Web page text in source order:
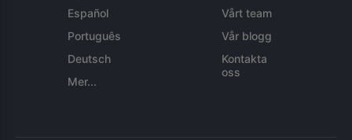
Español
Português
Deutsch
Mer...
Vårt team
Vår blogg
Kontakta
oss